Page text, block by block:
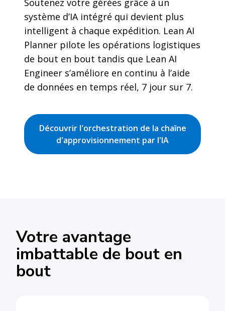
Soutenez votre gérées grâce à un
système d’IA intégré qui devient plus
intelligent à chaque expédition. Lean AI
Planner pilote les opérations logistiques
de bout en bout tandis que Lean AI
Engineer s’améliore en continu à l’aide
de données en temps réel, 7 jour sur 7.
Découvrir l'orchestration de la chaîne
d'approvisionnement par l'IA
Votre avantage
imbattable de bout en
bout